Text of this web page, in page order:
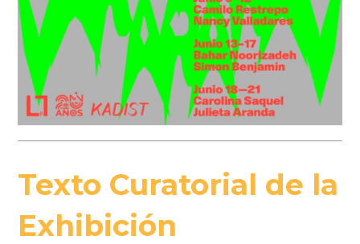
Texto Curatorial de la
Exhibición